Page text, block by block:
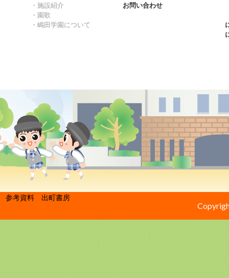
・施設紹介
・園歌
・嶋田学園について
お問い合わせ
参考資料 出町書房